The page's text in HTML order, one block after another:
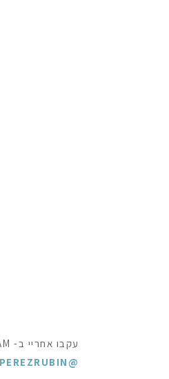
עקבו אחריי ב- INSTAGRAM
@PASCALEPEREZRUBIN